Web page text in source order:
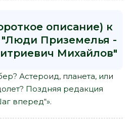
описание) к
"Люди Приземелья -
Михайлов"
Астероид, планета, или
Поздняя редакция
вперед“».